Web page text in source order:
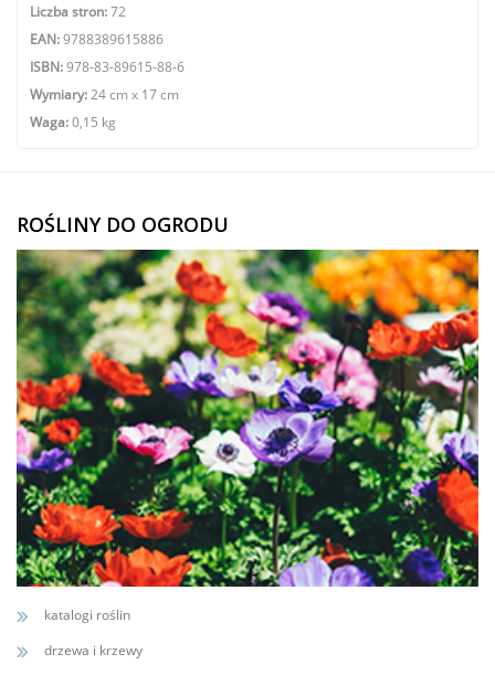
Liczba stron:72
EAN:9788389615886
ISBN:978-83-89615-88-6
Wymiary:24 cm x 17 cm
Waga:0,15 kg
ROŚLINY DO OGRODU
katalogi roślin
drzewa i krzewy